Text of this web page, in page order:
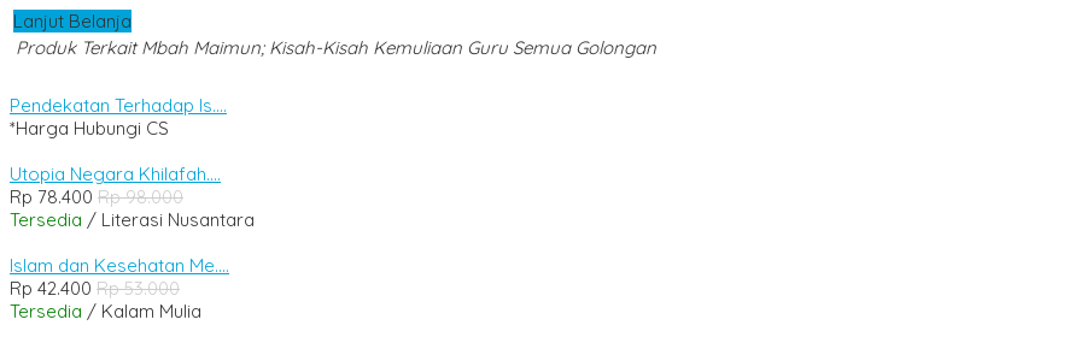
Lanjut Belanja
Produk Terkait Mbah Maimun; Kisah-Kisah Kemuliaan Guru Semua Golongan
Pendekatan Terhadap Is....
*Harga Hubungi CS
Utopia Negara Khilafah....
Rp 78.400 Rp 98.000
Tersedia / Literasi Nusantara
Islam dan Kesehatan Me....
Rp 42.400 Rp 53.000
Tersedia / Kalam Mulia